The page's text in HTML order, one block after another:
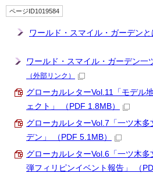
ページID1019584
ワールド・スマイル・ガーデンと
ワールド・スマイル・ガーデン一
（外部リンク）
グローカルレターVol.11「モデル
ェクト」 （PDF 1.8MB）
グローカルレターVol.7「一ツ木
デン」 （PDF 5.1MB）
グローカルレターVol.6「一ツ木
弾フィリピンイベント報告」 （